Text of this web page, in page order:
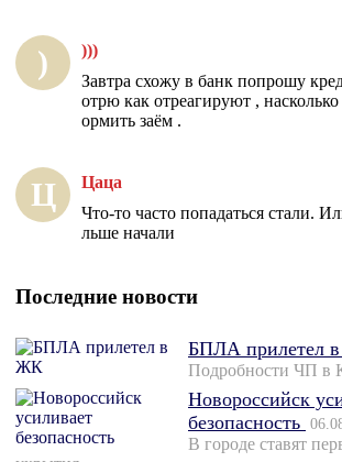
) )))
Завтра схожу в банк попрошу
отрю как отреагируют ,
ормить заём .
Ц Цаца
Что-то часто попадаться стали.
льше начали
Последние новости
БПЛА прилетел
Подробности ЧП в
Новороссийск
безопасность
В городе ставят